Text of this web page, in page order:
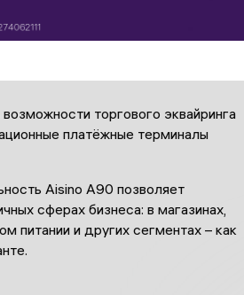
торгового эквайринга
платёжные терминалы
Aisino A90 позволяет
сферах бизнеса: в магазинах,
питании и других сегментах – как